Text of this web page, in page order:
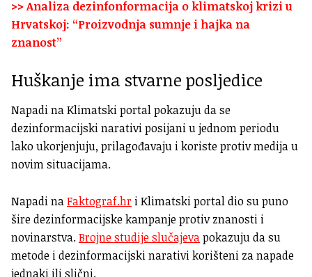
>> Analiza dezinfonformacija o klimatskoj krizi u
Hrvatskoj: “Proizvodnja sumnje i hajka na
znanost”
Huškanje ima stvarne posljedice
Napadi na Klimatski portal pokazuju da se
dezinformacijski narativi posijani u jednom periodu
lako ukorjenjuju, prilagođavaju i koriste protiv medija u
novim situacijama.
Napadi naFaktograf.hr i Klimatski portal dio su puno
šire dezinformacijske kampanje protiv znanosti i
novinarstva.Brojne studije slučajevapokazuju da su
metode i dezinformacijski narativi korišteni za napade
jednaki ili slični.